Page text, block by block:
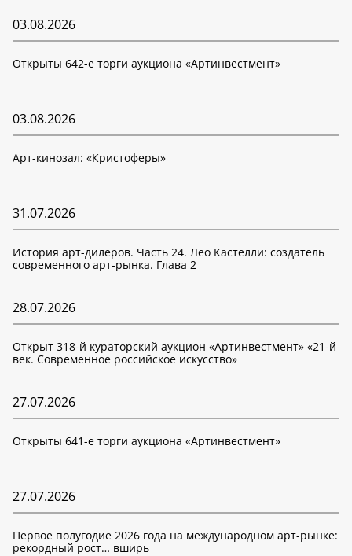
03.08.2026
Открыты 642-е торги аукциона «Артинвестмент»
03.08.2026
Арт-кинозал: «Кристоферы»
31.07.2026
История арт-дилеров. Часть 24. Лео Кастелли: создатель
современного арт-рынка. Глава 2
28.07.2026
Открыт 318-й кураторский аукцион «Артинвестмент» «21-й
век. Современное российское искусство»
27.07.2026
Открыты 641-е торги аукциона «Артинвестмент»
27.07.2026
Первое полугодие 2026 года на международном арт-рынке:
рекордный рост… вширь